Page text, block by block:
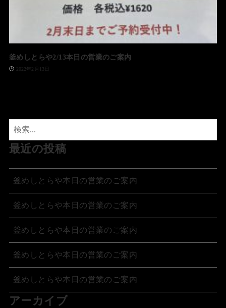
釜めしとらや2/13本日の営業のご案内
2022年2月13日
最近の投稿
釜めしとらや本日の営業のご案内
釜めしとらや本日の営業のご案内
釜めしとらや本日の営業のご案内
釜めしとらや本日の営業のご案内
釜めしとらや本日の営業のご案内
アーカイブ